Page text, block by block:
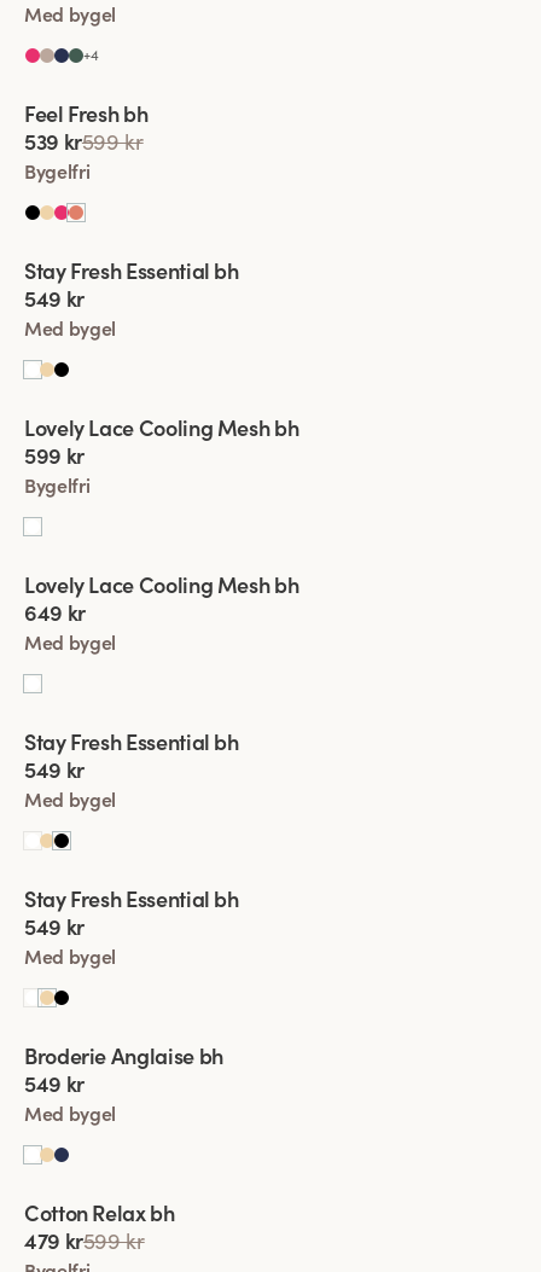
Med bygel
+4
Komfortaxelband
Feel Fresh bh
539 kr599 kr
Bygelfri
Ny produkt
Stay Fresh Essential bh
549 kr
Med bygel
Lovely Lace Cooling Mesh bh
599 kr
Bygelfri
Lovely Lace Cooling Mesh bh
649 kr
Med bygel
Ny produkt
Stay Fresh Essential bh
549 kr
Med bygel
Ny produkt
Stay Fresh Essential bh
549 kr
Med bygel
Broderie Anglaise bh
549 kr
Med bygel
Cotton Relax bh
479 kr599 kr